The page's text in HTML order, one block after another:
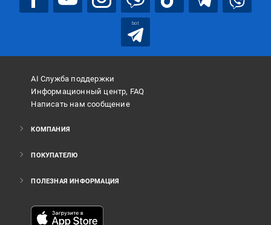
bot
AI Служба поддержки
Информационный центр, FAQ
Написать нам сообщение
КОМПАНИЯ
ПОКУПАТЕЛЮ
ПОЛЕЗНАЯ ИНФОРМАЦИЯ